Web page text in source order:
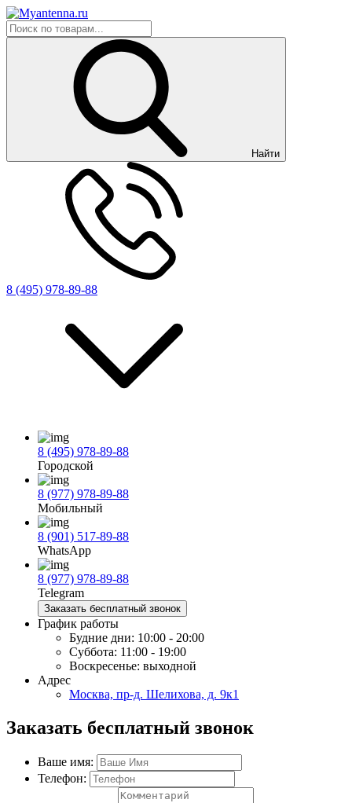
Найти
8 (495) 978-89-88
8 (495) 978-89-88
Городской
8 (977) 978-89-88
Мобильный
8 (901) 517-89-88
WhatsApp
8 (977) 978-89-88
Telegram
Заказать бесплатный звонок
График работы
Будние дни: 10:00 - 20:00
Суббота: 11:00 - 19:00
Воскресенье: выходной
Адрес
Москва, пр-д. Шелихова, д. 9к1
Заказать бесплатный звонок
Ваше имя:
Телефон: